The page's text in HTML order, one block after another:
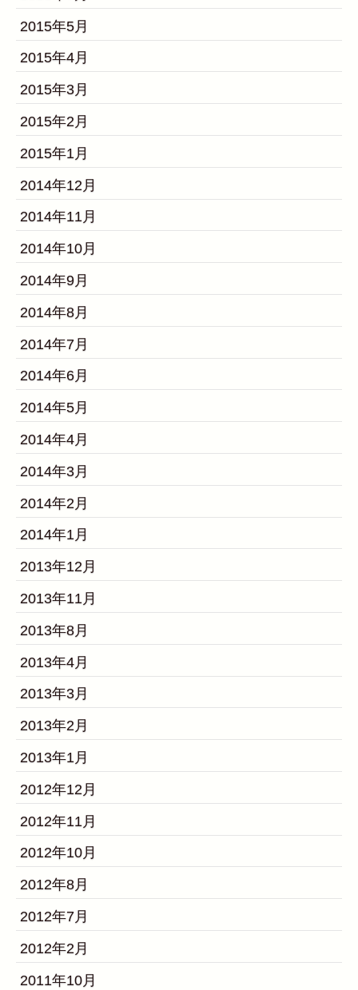
2015年5月
2015年4月
2015年3月
2015年2月
2015年1月
2014年12月
2014年11月
2014年10月
2014年9月
2014年8月
2014年7月
2014年6月
2014年5月
2014年4月
2014年3月
2014年2月
2014年1月
2013年12月
2013年11月
2013年8月
2013年4月
2013年3月
2013年2月
2013年1月
2012年12月
2012年11月
2012年10月
2012年8月
2012年7月
2012年2月
2011年10月